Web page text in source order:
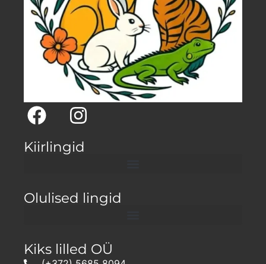
Kiirlingid
Olulised lingid
Kiks lilled OÜ